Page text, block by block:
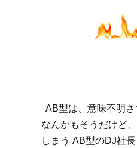
AB型は、意味不明
なんかもそうだけど
しまう AB型のDJ社